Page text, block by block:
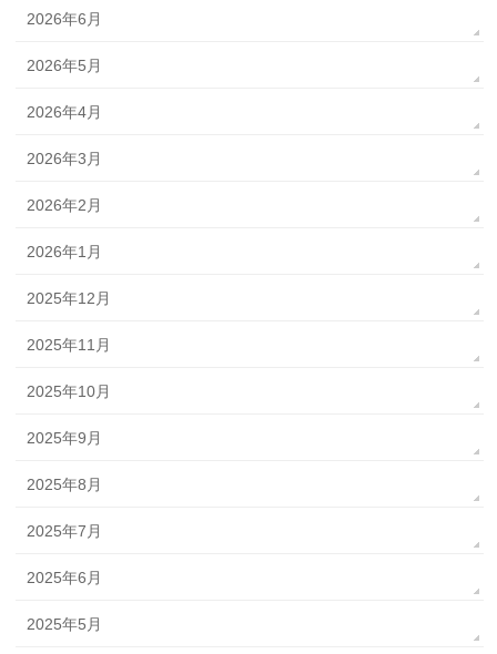
2026年6月
2026年5月
2026年4月
2026年3月
2026年2月
2026年1月
2025年12月
2025年11月
2025年10月
2025年9月
2025年8月
2025年7月
2025年6月
2025年5月